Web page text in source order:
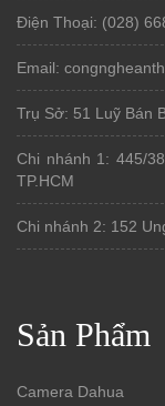
Điện Thoại: (028)
Email:
Trụ Sở: 51 Luỹ Bán
Chi nhánh 1: 445/
TP.HCM
Chi nhánh 2: 152
Sản Phẩm
Camera Dahua